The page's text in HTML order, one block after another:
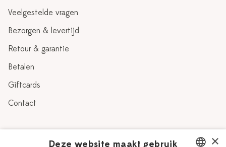
Veelgestelde vragen
Bezorgen & levertijd
Retour & garantie
Betalen
Giftcards
Contact
×
Deze website maakt gebruik